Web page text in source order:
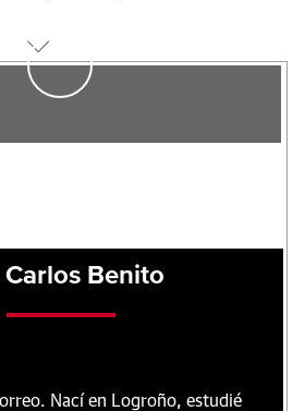
Carlos Benito
Nací en Logroño, estudié